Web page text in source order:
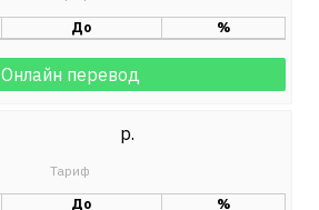
До %
Онлайн перевод
р.
До %